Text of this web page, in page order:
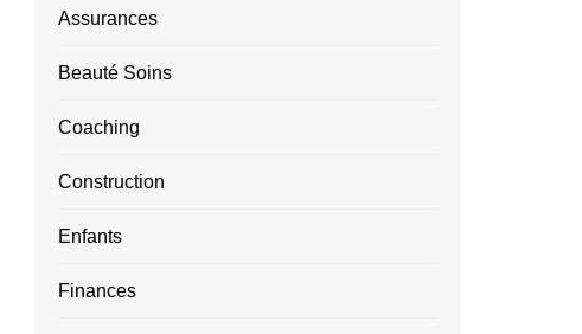
Assurances
Beauté Soins
Coaching
Construction
Enfants
Finances